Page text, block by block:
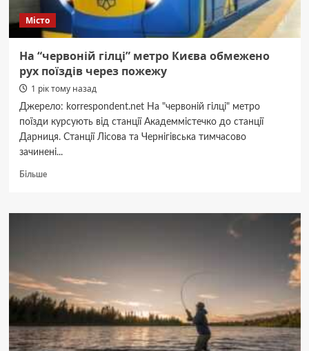
жителів
області
Місто
На “червоній гілці” метро Києва обмежено
рух поїздів через пожежу
1 рік тому назад
Джерело: korrespondent.net На "червоній гілці" метро
поїзди курсують від станції Академмістечко до станції
Дарниця. Станції Лісова та Чернігівська тимчасово
зачинені...
БільшеДокладніше
“червоній
поїздів
через
пожежу